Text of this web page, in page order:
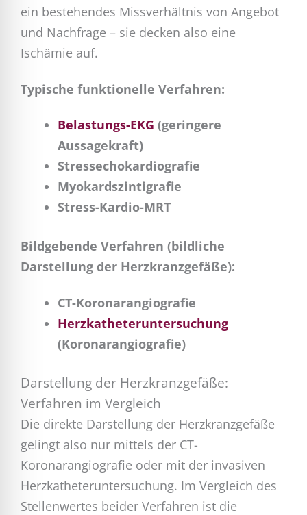
ein bestehendes Missverhältnis von Angebot
und Nachfrage – sie decken also eine
Ischämie auf.
Typische funktionelle Verfahren:
Belastungs-EKG (geringere
Aussagekraft)
Stressechokardiografie
Myokardszintigrafie
Stress-Kardio-MRT
Bildgebende Verfahren (bildliche
Darstellung der Herzkranzgefäße):
CT-Koronarangiografie
Herzkatheteruntersuchung
(Koronarangiografie)
Darstellung der Herzkranzgefäße:
Verfahren im Vergleich
Die direkte Darstellung der Herzkranzgefäße
gelingt also nur mittels der CT-
Koronarangiografie oder mit der invasiven
Herzkatheteruntersuchung. Im Vergleich des
Stellenwertes beider Verfahren ist die